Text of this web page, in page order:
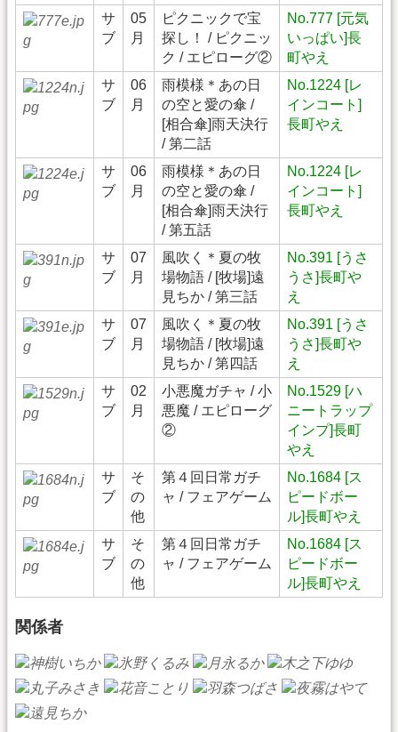
サ
ブ
05
月
ピクニックで宝
探し！ / ピクニッ
ク / エピローグ②
No.777 [元気
いっぱい]長
町やえ
サ
ブ
06
月
雨模様＊あの日
の空と愛の傘 /
[相合傘]雨天決行
/ 第二話
No.1224 [レ
インコート]
長町やえ
サ
ブ
06
月
雨模様＊あの日
の空と愛の傘 /
[相合傘]雨天決行
/ 第五話
No.1224 [レ
インコート]
長町やえ
サ
ブ
07
月
風吹く＊夏の牧
場物語 / [牧場]遠
見ちか / 第三話
No.391 [うさ
うさ]長町や
え
サ
ブ
07
月
風吹く＊夏の牧
場物語 / [牧場]遠
見ちか / 第四話
No.391 [うさ
うさ]長町や
え
サ
ブ
02
月
小悪魔ガチャ / 小
悪魔 / エピローグ
②
No.1529 [ハ
ニートラップ
インプ]長町
やえ
サ
ブ
そ
の
他
第４回日常ガチ
ャ / フェアゲーム
No.1684 [ス
ピードボー
ル]長町やえ
サ
ブ
そ
の
他
第４回日常ガチ
ャ / フェアゲーム
No.1684 [ス
ピードボー
ル]長町やえ
関係者